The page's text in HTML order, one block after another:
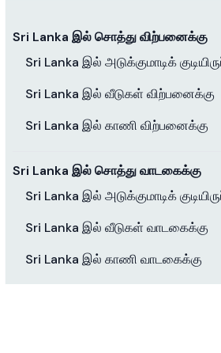
Sri Lanka இல் சொத்து விற்பனைக்கு
Sri Lanka இல் அடுக்குமாடிக்
Sri Lanka இல் வீடுகள் விற்பனைக்கு
Sri Lanka இல் காணி விற்பனைக்கு
Sri Lanka இல் சொத்து வாடகைக்கு
Sri Lanka இல் அடுக்குமாடிக்
Sri Lanka இல் வீடுகள் வாடகைக்கு
Sri Lanka இல் காணி வாடகைக்கு